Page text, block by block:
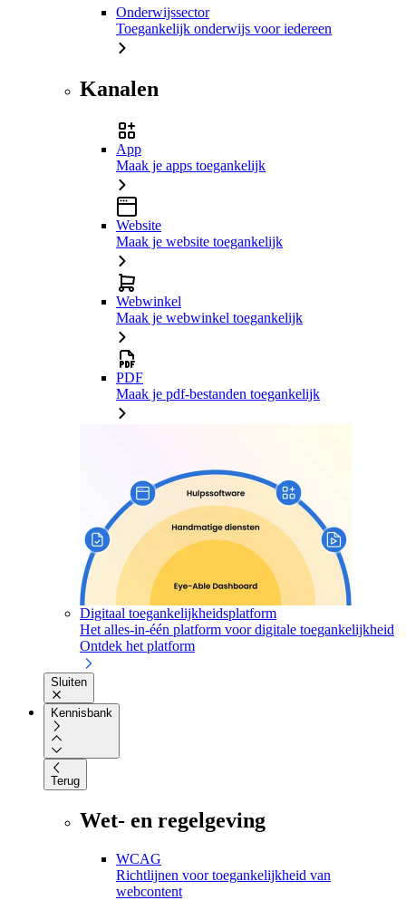
Onderwijssector
Toegankelijk onderwijs voor iedereen
Kanalen
App
Maak je apps toegankelijk
Website
Maak je website toegankelijk
Webwinkel
Maak je webwinkel toegankelijk
PDF
Maak je pdf-bestanden toegankelijk
Digitaal toegankelijkheidsplatform
Het alles-in-één platform voor digitale toegankelijkheid
Ontdek het platform
Sluiten
Kennisbank
Terug
Wet- en regelgeving
WCAG
Richtlijnen voor toegankelijkheid van
webcontent